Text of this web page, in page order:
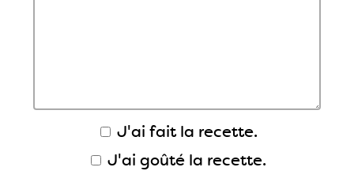
J'ai fait la recette.
J'ai goûté la recette.